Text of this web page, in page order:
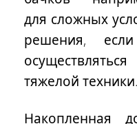
для сложных
решения,
тяжелой техники.
Накопленная